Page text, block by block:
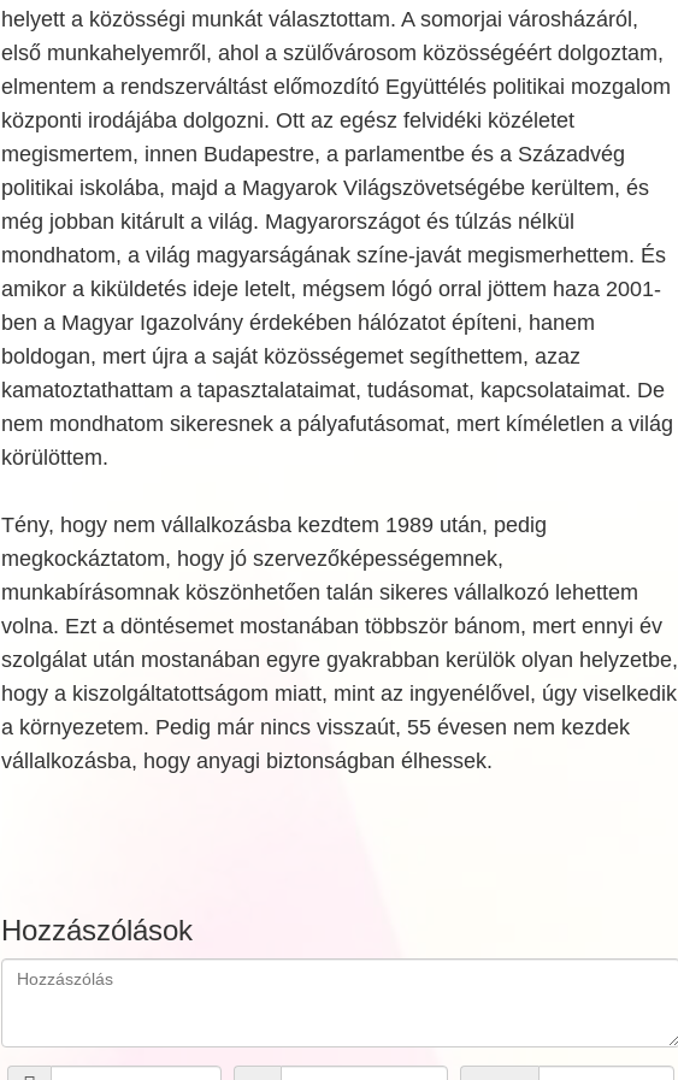
helyett a közösségi munkát választottam. A somorjai városházáról,
első munkahelyemről, ahol a szülővárosom közösségéért dolgoztam,
elmentem a rendszerváltást előmozdító Együttélés politikai mozgalom
központi irodájába dolgozni. Ott az egész felvidéki közéletet
megismertem, innen Budapestre, a parlamentbe és a Századvég
politikai iskolába, majd a Magyarok Világszövetségébe kerültem, és
még jobban kitárult a világ. Magyarországot és túlzás nélkül
mondhatom, a világ magyarságának színe-javát megismerhettem. És
amikor a kiküldetés ideje letelt, mégsem lógó orral jöttem haza 2001-
ben a Magyar Igazolvány érdekében hálózatot építeni, hanem
boldogan, mert újra a saját közösségemet segíthettem, azaz
kamatoztathattam a tapasztalataimat, tudásomat, kapcsolataimat. De
nem mondhatom sikeresnek a pályafutásomat, mert kíméletlen a világ
körülöttem.
Tény, hogy nem vállalkozásba kezdtem 1989 után, pedig
megkockáztatom, hogy jó szervezőképességemnek,
munkabírásomnak köszönhetően talán sikeres vállalkozó lehettem
volna. Ezt a döntésemet mostanában többször bánom, mert ennyi év
szolgálat után mostanában egyre gyakrabban kerülök olyan helyzetbe,
hogy a kiszolgáltatottságom miatt, mint az ingyenélővel, úgy viselkedik
a környezetem. Pedig már nincs visszaút, 55 évesen nem kezdek
vállalkozásba, hogy anyagi biztonságban élhessek.
Hozzászólások